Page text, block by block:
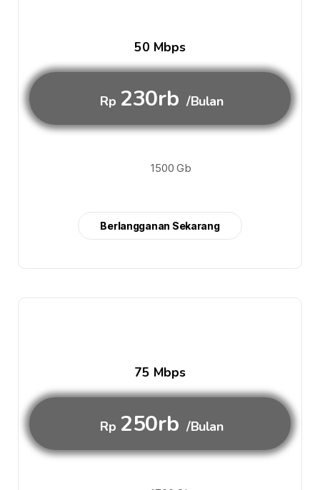
50 Mbps
Rp 230rb /Bulan
1500 Gb
Berlangganan Sekarang
75 Mbps
Rp 250rb /Bulan